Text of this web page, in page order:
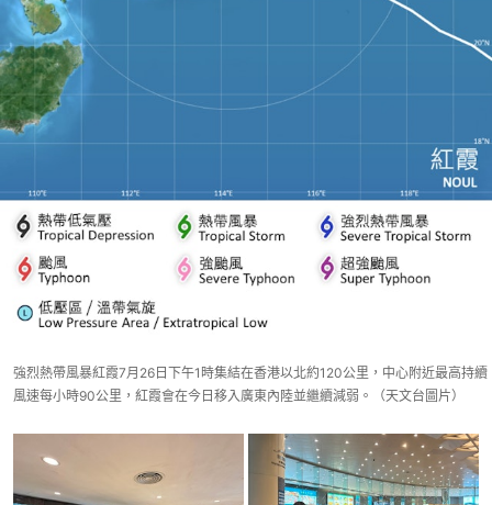
強烈熱帶風暴紅霞7月26日下午1時集結在香港以北約120公里，中心附近最高持續
風速每小時90公里，紅霞會在今日移入廣東內陸並繼續減弱。（天文台圖片）